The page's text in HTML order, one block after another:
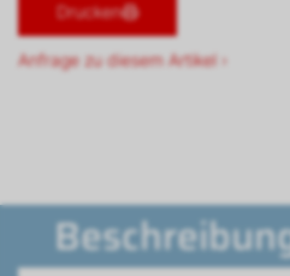
Drucken
Anfrage zu diesem Artikel ›